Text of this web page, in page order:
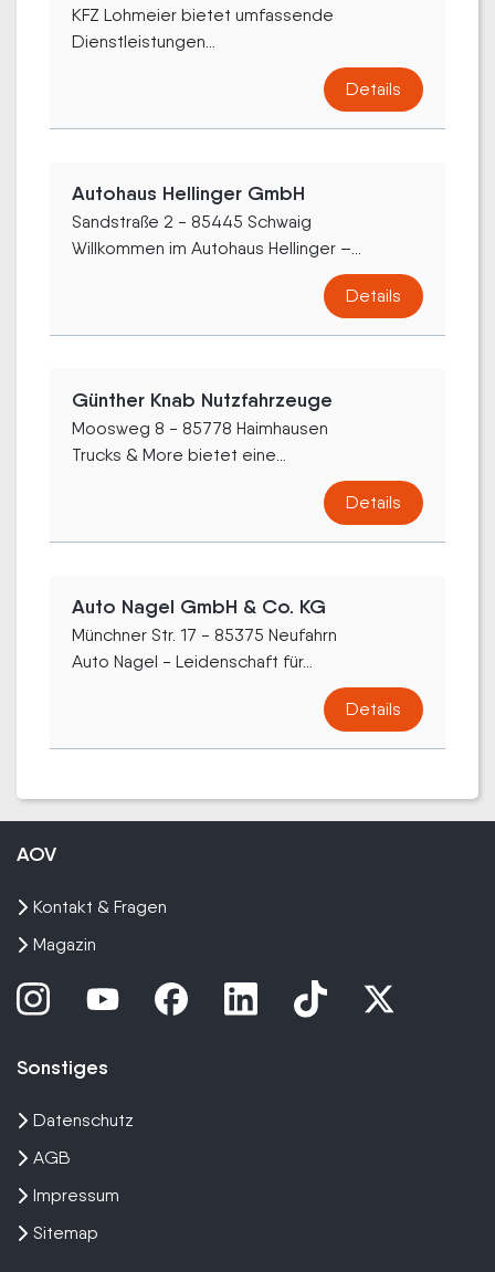
KFZ Lohmeier bietet umfassende
Dienstleistungen...
Details
Autohaus Hellinger GmbH
Sandstraße 2 - 85445 Schwaig
Willkommen im Autohaus Hellinger –...
Details
Günther Knab Nutzfahrzeuge
Moosweg 8 - 85778 Haimhausen
Trucks & More bietet eine...
Details
Auto Nagel GmbH & Co. KG
Münchner Str. 17 - 85375 Neufahrn
Auto Nagel - Leidenschaft für...
Details
AOV
Kontakt & Fragen
Magazin
Sonstiges
Datenschutz
AGB
Impressum
Sitemap